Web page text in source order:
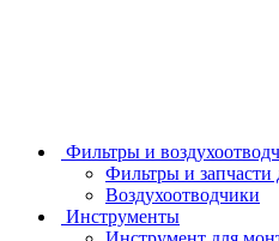
Фильтры и
Фильтры и запчасти
Воздухоотводчики
Инструменты